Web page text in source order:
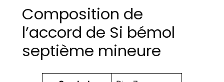
Composition de
l’accord de Si bémol
septième mineure